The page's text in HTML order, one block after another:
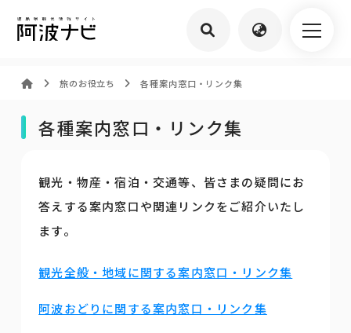
旅のお役立ち 各種案内窓口・リンク集
各種案内窓口・リンク集
観光・物産・宿泊・交通等、皆さまの疑問にお
答えする案内窓口や関連リンクをご紹介いたし
ます。
観光全般・地域に関する案内窓口・リンク集
阿波おどりに関する案内窓口・リンク集